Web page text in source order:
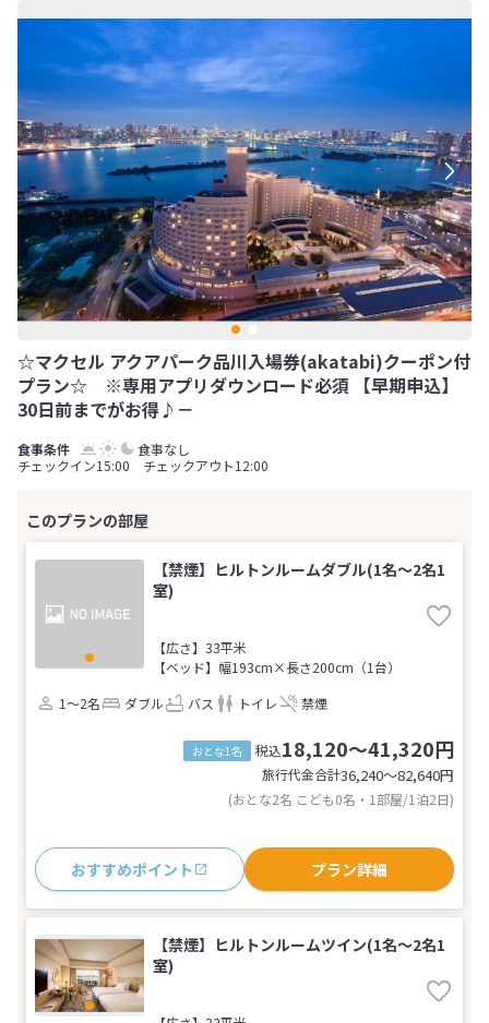
☆マクセル アクアパーク品川入場券(akatabi)クーポン付
プラン☆ ※専用アプリダウンロード必須 【早期申込】
30日前までがお得♪－
食事なし
チェックイン15:00 チェックアウト12:00
【禁煙】ヒルトンルームダブル(1名～2名1
室)
【広さ】33平米
【ベッド】幅193cm×長さ200cm（1台）
1～2名
ダブル バス トイレ 禁煙
おとな1名 税込18,120～41,320円
旅行代金合計36,240〜82,640円
(おとな2名 こども0名・1部屋/1泊2日)
おすすめポイント プラン詳細
【禁煙】ヒルトンルームツイン(1名～2名1
室)